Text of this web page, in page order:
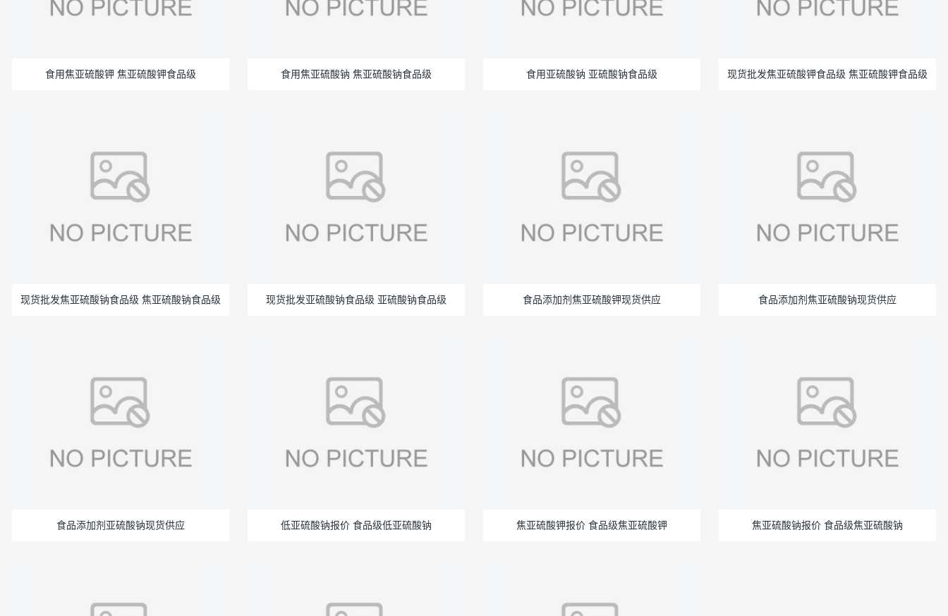
食用焦亚硫酸钾 焦亚硫酸钾食品级 食用焦亚硫酸钠 焦亚硫酸钠食品级 食用亚硫酸钠 亚硫酸钠食品级 现货批发焦亚硫酸钾食品级 焦亚硫酸钾食品级
现货批发焦亚硫酸钠食品级 焦亚硫酸钠食品级 现货批发亚硫酸钠食品级 亚硫酸钠食品级 食品添加剂焦亚硫酸钾现货供应 食品添加剂焦亚硫酸钠现货供应
食品添加剂亚硫酸钠现货供应 低亚硫酸钠报价 食品级低亚硫酸钠 焦亚硫酸钾报价 食品级焦亚硫酸钾 焦亚硫酸钠报价 食品级焦亚硫酸钠